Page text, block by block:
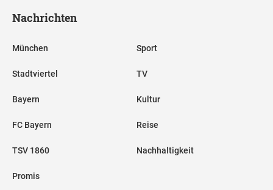
Nachrichten
München
Stadtviertel
Bayern
FC Bayern
TSV 1860
Promis
Sport
TV
Kultur
Reise
Nachhaltigkeit